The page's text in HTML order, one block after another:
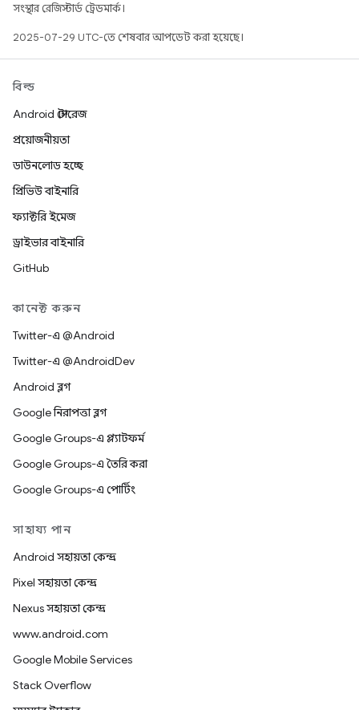
সংস্থার রেজিস্টার্ড ট্রেডমার্ক।
2025-07-29 UTC-তে শেষবার আপডেট করা হয়েছে।
বিল্ড
Android স্টোরেজ
প্রয়োজনীয়তা
ডাউনলোড হচ্ছে
প্রিভিউ বাইনারি
ফ্যাক্টরি ইমেজ
ড্রাইভার বাইনারি
GitHub
কানেক্ট করুন
Twitter-এ @Android
Twitter-এ @AndroidDev
Android ব্লগ
Google নিরাপত্তা ব্লগ
Google Groups-এ প্ল্যাটফর্ম
Google Groups-এ তৈরি করা
Google Groups-এ পোর্টিং
সাহায্য পান
Android সহায়তা কেন্দ্র
Pixel সহায়তা কেন্দ্র
Nexus সহায়তা কেন্দ্র
www.android.com
Google Mobile Services
Stack Overflow